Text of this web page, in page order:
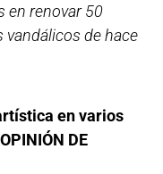
en renovar 50
vandálicos de hace
en varios
DE